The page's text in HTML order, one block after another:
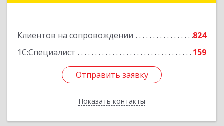
Клиентов на сопровождении
824
1С:Специалист
159
Отправить заявку
Показать контакты
Подробнее
Отправить заявку
Назад